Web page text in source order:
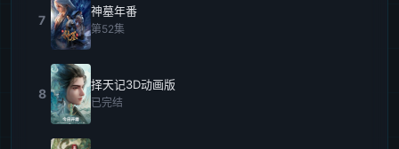
7
神墓年番
第52集
8
择天记3D动画版
已完结